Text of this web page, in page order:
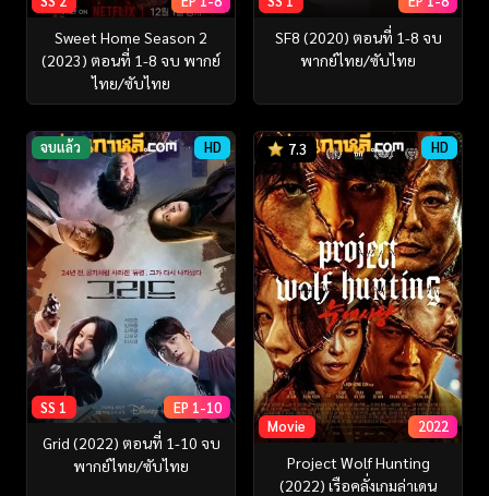
Sweet Home Season 2
(2023) ตอนที่ 1-8 จบ พากย์
ไทย/ซับไทย
SF8 (2020) ตอนที่ 1-8 จบ
พากย์ไทย/ซับไทย
จบแล้ว HD
SS 1 EP 1-10
Grid (2022) ตอนที่ 1-10 จบ
พากย์ไทย/ซับไทย
7.3 HD
Movie 2022
Project Wolf Hunting
(2022) เรือคลั่งเกมล่าเดน